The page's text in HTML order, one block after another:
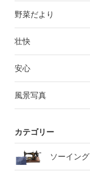
野菜だより
壮快
安心
風景写真
カテゴリー
ソーイング